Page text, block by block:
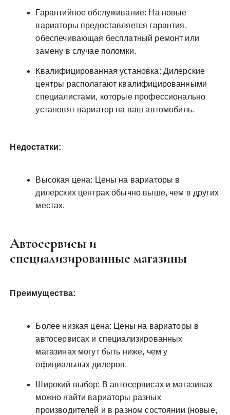
Гарантийное обслуживание: На новые
вариаторы предоставляется гарантия,
обеспечивающая бесплатный ремонт или
замену в случае поломки.
Квалифицированная установка: Дилерские
центры располагают квалифицированными
специалистами, которые профессионально
установят вариатор на ваш автомобиль.
Недостатки:
Высокая цена: Цены на вариаторы в
дилерских центрах обычно выше, чем в других
местах.
Автосервисы и
специализированные магазины
Преимущества:
Более низкая цена: Цены на вариаторы в
автосервисах и специализированных
магазинах могут быть ниже, чем у
официальных дилеров.
Широкий выбор: В автосервисах и магазинах
можно найти вариаторы разных
производителей и в разном состоянии (новые,